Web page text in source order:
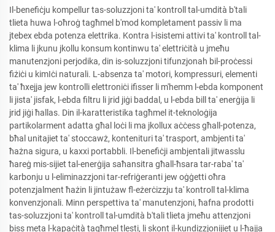
Il-benefiċju kompellur tas-soluzzjoni ta' kontroll tal-umdità b'tali
tlieta huwa l-oħroġ tagħmel b'mod kompletament passiv li ma
jtebex ebda potenza elettrika. Kontra l-isistemi attivi ta' kontroll tal-
klima li jkunu jkollu konsum kontinwu ta' elettriċità u jmeħu
manutenzjoni perjodika, din is-soluzzjoni tifunzjonah bil-proċessi
fiżiċi u kimIċi naturali. L-absenza ta' motori, kompressuri, elementi
ta' ħxejja jew kontrolli elettroniċi ifisser li m'hemm l-ebda komponent
li jista' jisfak, l-ebda filtru li jrid jiġi baddal, u l-ebda bill ta' enerġija li
jrid jiġi ħallas. Din il-karatteristika tagħmel it-teknoloġija
partikolarment adatta għal loċi li ma jkollux aċċess għall-potenza,
bħal unitajiet ta' stoccawż, kontenituri ta' trasport, ambjenti ta'
ħażna sigura, u kaxxi portabbli. Il-benefiċji ambjentali jitwasslu
ħareġ mis-sijiet tal-enerġija saħansitra għall-ħsara tar-raba' ta'
karbonju u l-eliminazzjoni tar-refriġeranti jew oġġetti oħra
potenzjalment ħażin li jintużaw fl-eżerċizzju ta' kontroll tal-klima
konvenzjonali. Minn perspettiva ta' manutenzjoni, ħafna prodotti
tas-soluzzjoni ta' kontroll tal-umdità b'tali tlieta jmeħu attenzjoni
biss meta l-kapaċità tagħmel tlesti, li skont il-kundizzjonijiet u l-ħajja